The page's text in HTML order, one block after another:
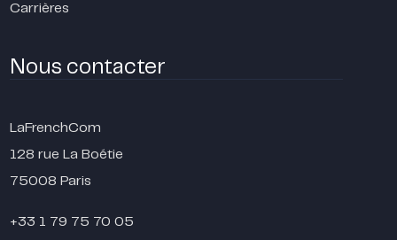
Carrières
Nous contacter
LaFrenchCom
128 rue La Boétie
75008 Paris
+33 1 79 75 70 05